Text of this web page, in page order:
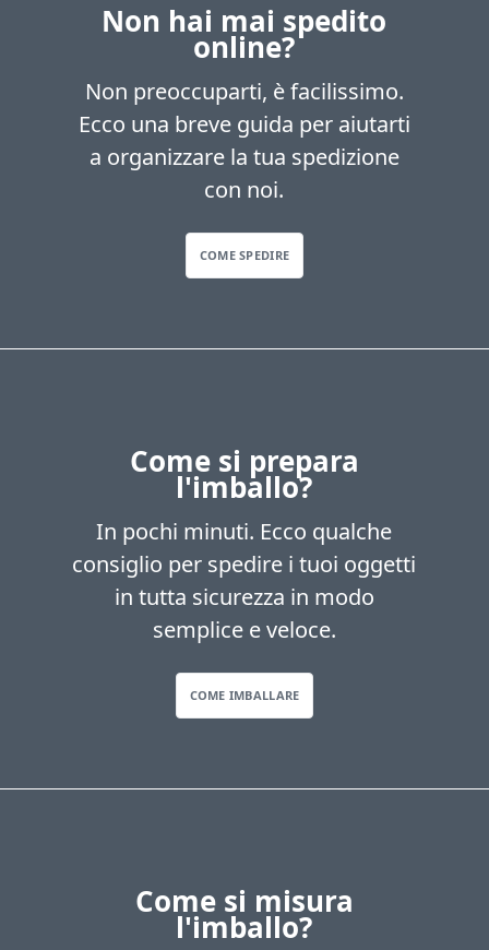
Non hai mai spedito
online?
Non preoccuparti, è facilissimo.
Ecco una breve guida per aiutarti
a organizzare la tua spedizione
con noi.
COME SPEDIRE
Come si prepara
l'imballo?
In pochi minuti. Ecco qualche
consiglio per spedire i tuoi oggetti
in tutta sicurezza in modo
semplice e veloce.
COME IMBALLARE
Come si misura
l'imballo?